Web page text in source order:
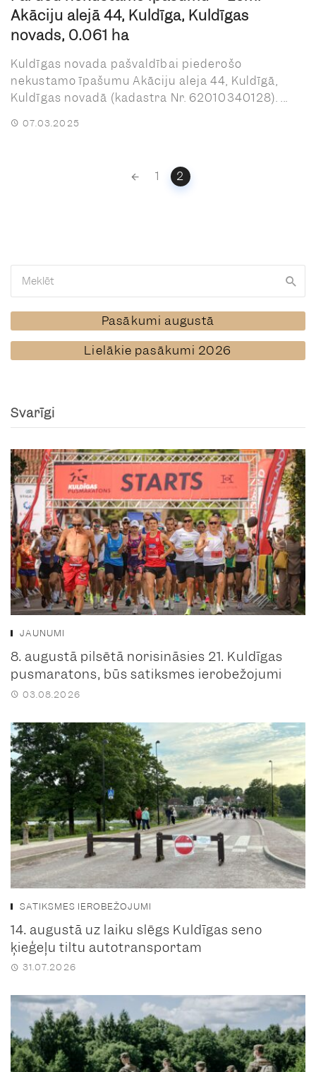
Akāciju alejā 44, Kuldīga, Kuldīgas
novads, 0.061 ha
Kuldīgas novada pašvaldībai piederošo
nekustamo īpašumu Akāciju aleja 44, Kuldīgā,
Kuldīgas novadā (kadastra Nr. 62010340128). ...
07.03.2025
1 2
Pasākumi augustā
Lielākie pasākumi 2026
Svarīgi
JAUNUMI
8. augustā pilsētā norisināsies 21. Kuldīgas
pusmaratons, būs satiksmes ierobežojumi
03.08.2026
SATIKSMES IEROBEŽOJUMI
14. augustā uz laiku slēgs Kuldīgas seno
ķieģeļu tiltu autotransportam
31.07.2026